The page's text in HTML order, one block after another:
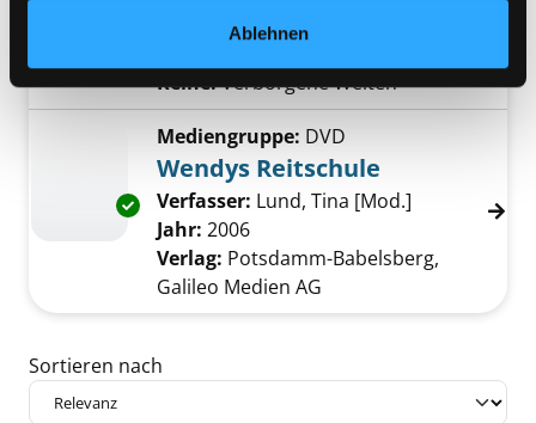
Ablehnen
2023
Reihe:Verborgene Welten
Exemplar-Details von Wendys Reitschule
Mediengruppe: DVD
Wendys Reitschule
Verfasser: Lund, Tina [Mod.] Suche nach
Jahr: 2006
Verlag: Potsdamm-Babelsberg,
Galileo Medien AG
Zu den Suchfiltern springen
Sortieren nach